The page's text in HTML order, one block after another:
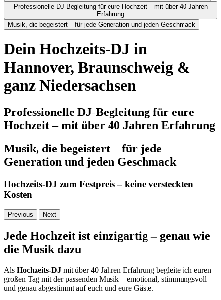
Professionelle DJ-Begleitung für eure Hochzeit – mit über 40 Jahren
Erfahrung
Musik, die begeistert – für jede Generation und jeden Geschmack
Dein Hochzeits-DJ in
Hannover, Braunschweig &
ganz Niedersachsen
Professionelle DJ-Begleitung für eure
Hochzeit – mit über 40 Jahren Erfahrung
Musik, die begeistert – für jede
Generation und jeden Geschmack
Hochzeits-DJ zum Festpreis – keine versteckten
Kosten
Previous Next
Jede Hochzeit ist einzigartig – genau wie
die Musik dazu
Als Hochzeits-DJ mit über 40 Jahren Erfahrung begleite ich euren
großen Tag mit der passenden Musik – emotional, stimmungsvoll
und genau abgestimmt auf euch und eure Gäste.